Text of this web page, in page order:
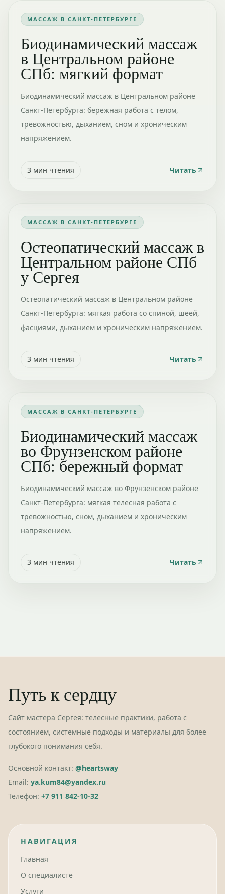
МАССАЖ В САНКТ-ПЕТЕРБУРГЕ
Биодинамический массаж
в Центральном районе
СПб: мягкий формат
Биодинамический массаж в Центральном районе
Санкт-Петербурга: бережная работа с телом,
тревожностью, дыханием, сном и хроническим
напряжением.
3 мин чтения Читать
МАССАЖ В САНКТ-ПЕТЕРБУРГЕ
Остеопатический массаж в
Центральном районе СПб
у Сергея
Остеопатический массаж в Центральном районе
Санкт-Петербурга: мягкая работа со спиной, шеей,
фасциями, дыханием и хроническим напряжением.
3 мин чтения Читать
МАССАЖ В САНКТ-ПЕТЕРБУРГЕ
Биодинамический массаж
во Фрунзенском районе
СПб: бережный формат
Биодинамический массаж во Фрунзенском районе
Санкт-Петербурга: мягкая телесная работа с
тревожностью, сном, дыханием и хроническим
напряжением.
3 мин чтения Читать
Путь к сердцу
Сайт мастера Сергея: телесные практики, работа с
состоянием, системные подходы и материалы для более
глубокого понимания себя.
Основной контакт: @heartsway
Email: ya.kum84@yandex.ru
Телефон: +7 911 842-10-32
НАВИГАЦИЯ
Главная
О специалисте
Услуги